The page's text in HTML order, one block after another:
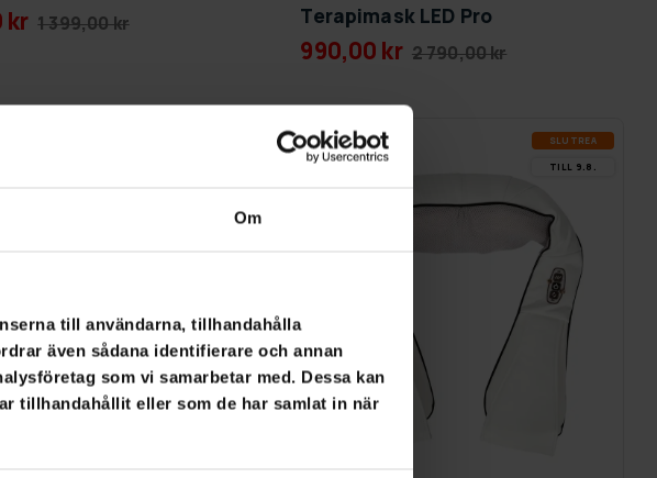
Om
till användarna, tillhandahålla
även sådana identifierare och annan
som vi samarbetar med. Dessa kan
tillhandahållit eller som de har samlat in när
kr 1 399,00 kr
Terapimask LED Pro
990,00 kr 2 790,00 kr
-30% SLUT­REA
TILL 9.8.